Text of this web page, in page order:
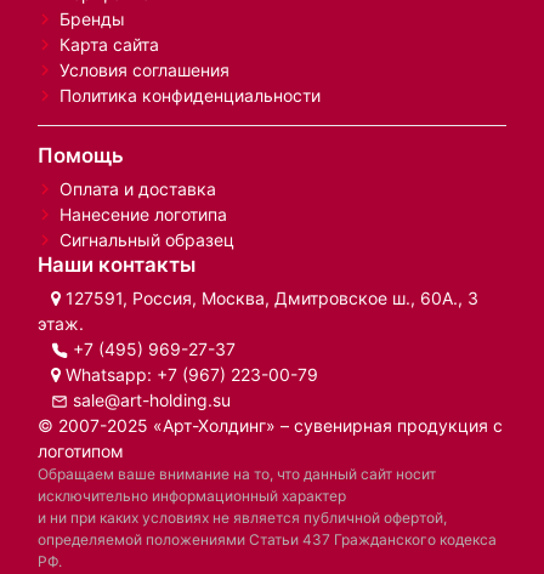
Бренды
Карта сайта
Условия соглашения
Политика конфиденциальности
Помощь
Оплата и доставка
Нанесение логотипа
Сигнальный образец
Наши контакты
127591, Россия, Москва, Дмитровское ш., 60А., 3
этаж.
+7 (495) 969-27-37
Whatsapp: +7 (967) 223-00-79
sale@art-holding.su
© 2007-2025 «Арт-Холдинг» – сувенирная продукция с
логотипом
Обращаем ваше внимание на то, что данный сайт носит
исключительно информационный характер
и ни при каких условиях не является публичной офертой,
определяемой положениями Статьи 437 Гражданского кодекса
РФ.